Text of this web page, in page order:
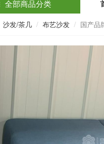
全部商品分类
沙发/茶几 布艺沙发 国产品